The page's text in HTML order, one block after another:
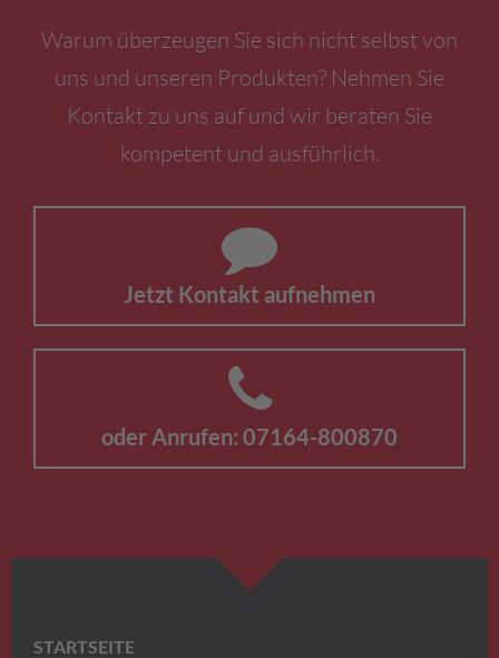
Warum überzeugen Sie sich nicht selbst von
uns und unseren Produkten? Nehmen Sie
Kontakt zu uns auf und wir beraten Sie
kompetent und ausführlich.
Jetzt Kontakt aufnehmen
oder Anrufen: 07164-800870
STARTSEITE